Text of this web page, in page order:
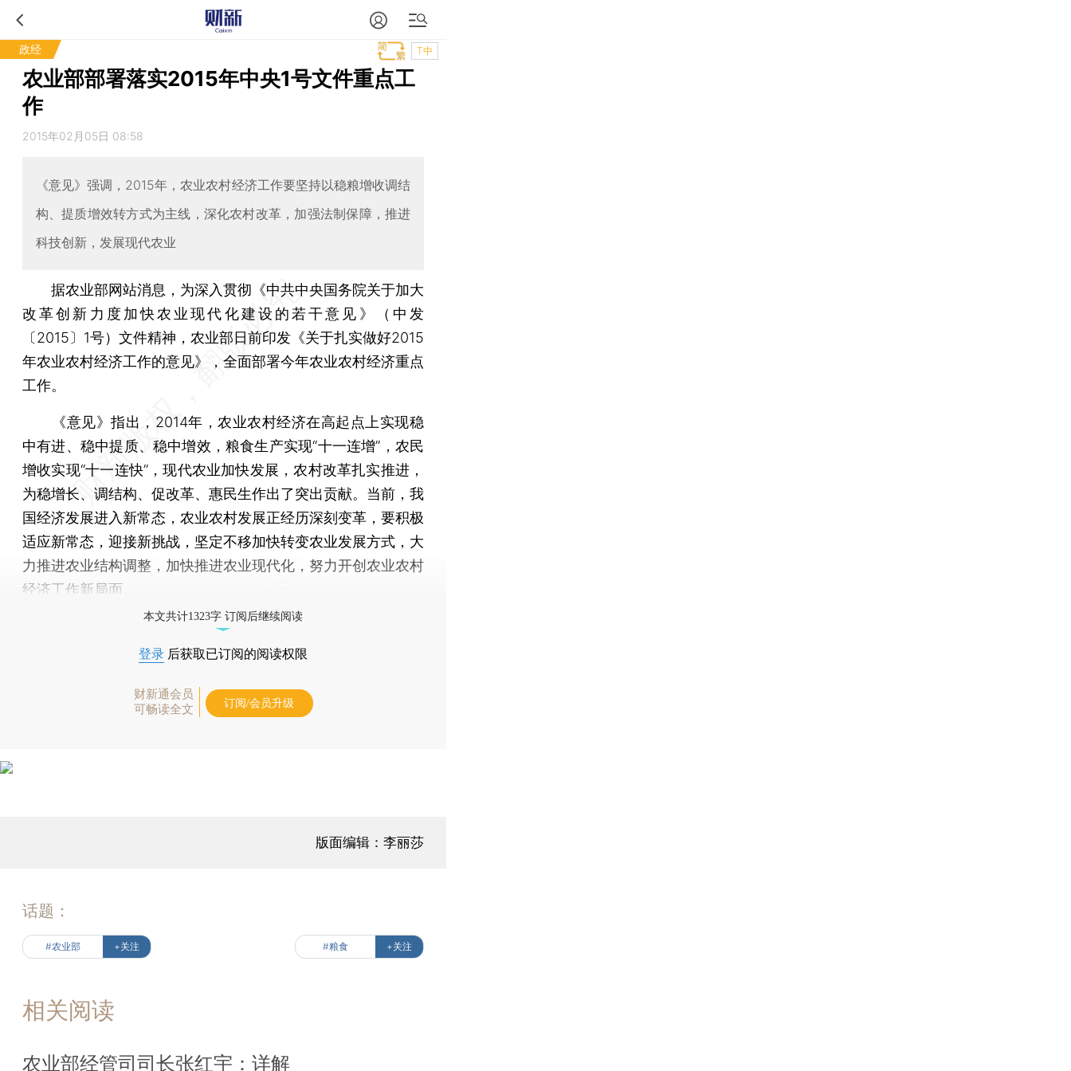
政经 T中
农业部部署落实2015年中央1号文件重点工
作
2015年02月05日 08:58
《意见》强调，2015年，农业农村经济工作要坚持以稳粮增收调结
构、提质增效转方式为主线，深化农村改革，加强法制保障，推进
科技创新，发展现代农业
据农业部网站消息，为深入贯彻《中共中央国务院关于加大
改革创新力度加快农业现代化建设的若干意见》（中发
〔2015〕1号）文件精神，农业部日前印发《关于扎实做好2015
年农业农村经济工作的意见》，全面部署今年农业农村经济重点
工作。
《意见》指出，2014年，农业农村经济在高起点上实现稳
中有进、稳中提质、稳中增效，粮食生产实现“十一连增”，农民
增收实现“十一连快”，现代农业加快发展，农村改革扎实推进，
为稳增长、调结构、促改革、惠民生作出了突出贡献。当前，我
国经济发展进入新常态，农业农村发展正经历深刻变革，要积极
适应新常态，迎接新挑战，坚定不移加快转变农业发展方式，大
力推进农业结构调整，加快推进农业现代化，努力开创农业农村
经济工作新局面。
本文共计1323字 订阅后继续阅读
登录 后获取已订阅的阅读权限
财新通会员
可畅读全文
订阅/会员升级
版面编辑：李丽莎
话题：
#农业部 +关注 #粮食 +关注
相关阅读
农业部经管司司长张红宇：详解